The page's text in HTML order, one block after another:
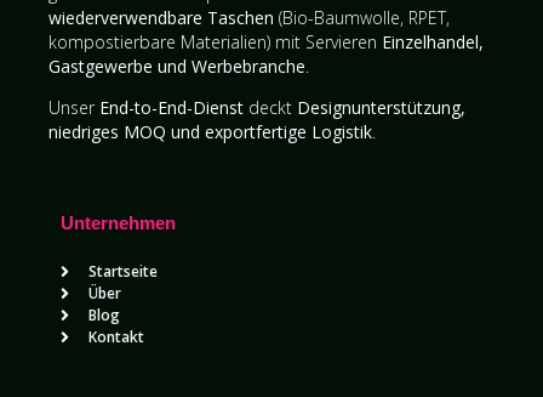
wiederverwendbare Taschen (Bio-Baumwolle, RPET,
kompostierbare Materialien) mit Servieren Einzelhandel,
Gastgewerbe und Werbebranche
Unser End-to-End-Dienst deckt Designunterstützung,
niedriges MOQ und exportfertige Logistik
Unternehmen
Startseite
Über
Blog
Kontakt